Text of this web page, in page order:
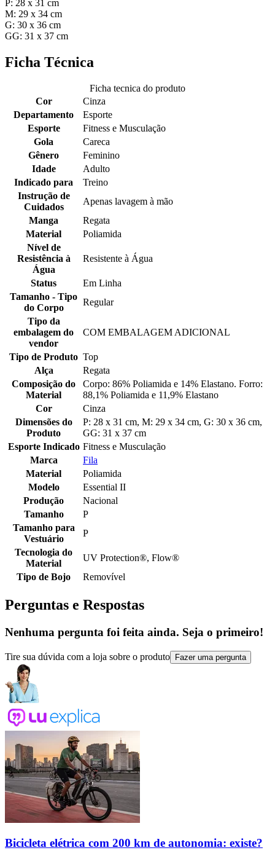
P: 28 x 31 cm
M: 29 x 34 cm
G: 30 x 36 cm
GG: 31 x 37 cm
Ficha Técnica
Ficha tecnica do produto
Cor
Cinza
Departamento
Esporte
Esporte
Fitness e Musculação
Gola
Careca
Gênero
Feminino
Idade
Adulto
Indicado para
Treino
Instrução de
Cuidados
Apenas lavagem à mão
Manga
Regata
Material
Poliamida
Nível de
Resistência à
Água
Resistente à Água
Status
Em Linha
Tamanho - Tipo
do Corpo
Regular
Tipo da
embalagem do
vendor
COM EMBALAGEM ADICIONAL
Tipo de Produto Top
Alça
Regata
Composição do
Material
Corpo: 86% Poliamida e 14% Elastano. Forro:
88,1% Poliamida e 11,9% Elastano
Cor
Cinza
Dimensões do
Produto
P: 28 x 31 cm, M: 29 x 34 cm, G: 30 x 36 cm,
GG: 31 x 37 cm
Esporte Indicado Fitness e Musculação
Marca
Fila
Material
Poliamida
Modelo
Essential II
Produção
Nacional
Tamanho
P
Tamanho para
Vestuário
P
Tecnologia do
Material
UV Protection®, Flow®
Tipo de Bojo
Removível
Perguntas e Respostas
Nenhuma pergunta foi feita ainda. Seja o primeiro!
Tire sua dúvida com a loja sobre o produto Fazer uma pergunta
Bicicleta elétrica com 200 km de autonomia: existe?